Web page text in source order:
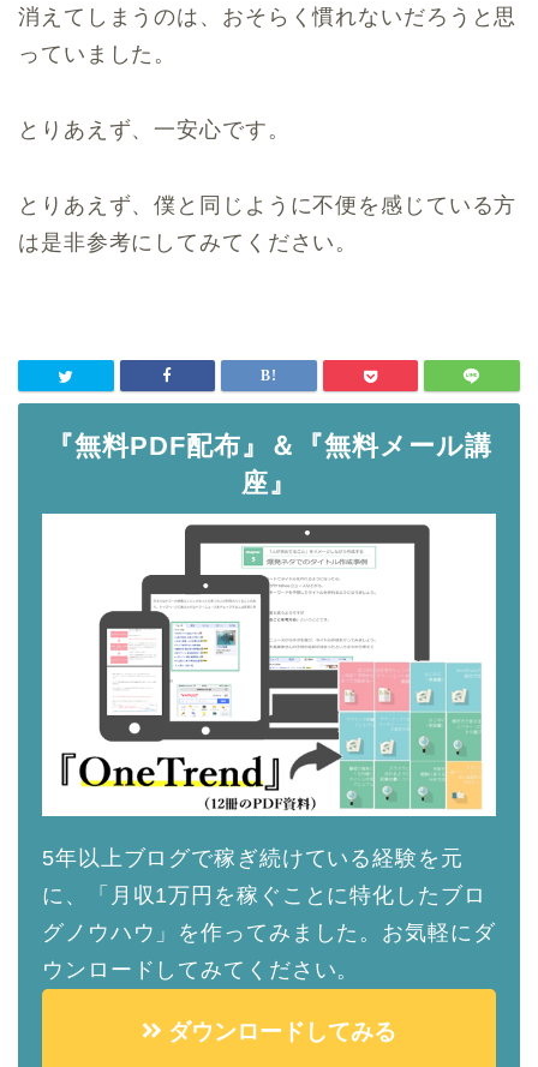
消えてしまうのは、おそらく慣れないだろうと思
っていました。
とりあえず、一安心です。
とりあえず、僕と同じように不便を感じている方
は是非参考にしてみてください。
『無料PDF配布』＆『無料メール講
座』
5年以上ブログで稼ぎ続けている経験を元
に、「月収1万円を稼ぐことに特化したブロ
グノウハウ」を作ってみました。お気軽にダ
ウンロードしてみてください。
ダウンロードしてみる